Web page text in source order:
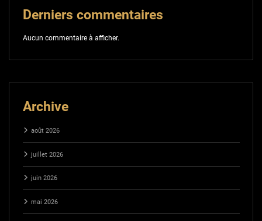
Derniers commentaires
Aucun commentaire à afficher.
Archive
août 2026
juillet 2026
juin 2026
mai 2026